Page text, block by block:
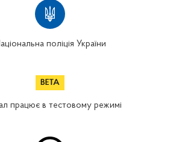
поліція України
працює в тестовому режимі